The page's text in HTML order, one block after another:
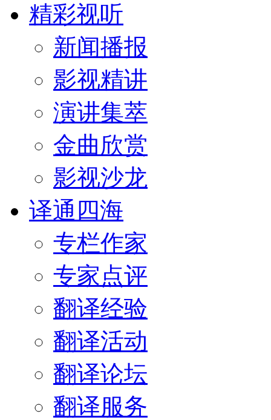
精彩视听
新闻播报
影视精讲
演讲集萃
金曲欣赏
影视沙龙
译通四海
专栏作家
专家点评
翻译经验
翻译活动
翻译论坛
翻译服务